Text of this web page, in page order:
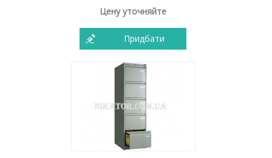
Цену уточняйте
Придбати